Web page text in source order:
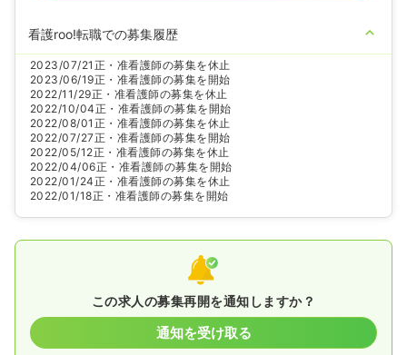
看護roo!転職での募集履歴
2023/07/21 正・准看護師の募集を休止
2023/06/19正・准看護師の募集を開始
2022/11/29正・准看護師の募集を休止
2022/10/04正・准看護師の募集を開始
2022/08/01 正・准看護師の募集を休止
2022/07/27正・准看護師の募集を開始
2022/05/12正・准看護師の募集を休止
2022/04/06正・准看護師の募集を開始
2022/01/24正・准看護師の募集を休止
2022/01/18正・准看護師の募集を開始
この求人の募集再開を通知しますか？
通知を受け取る